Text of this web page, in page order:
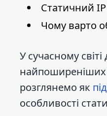
Статичний
Чому варто
У сучасному
найпоширеніших
розглянемо як
особливості